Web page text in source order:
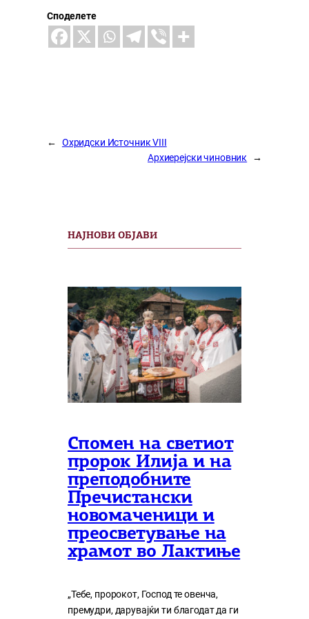
Споделете
←
Охридски Источник VIII
Архиерејски чиновник
→
НАЈНОВИ ОБЈАВИ
Спомен на светиот
пророк Илија и на
преподобните
Пречистански
новомаченици и
преосветување на
храмот во Лактиње
„Тебе, пророкот, Господ те овенча,
премудри, дарувајќи ти благодат да ги